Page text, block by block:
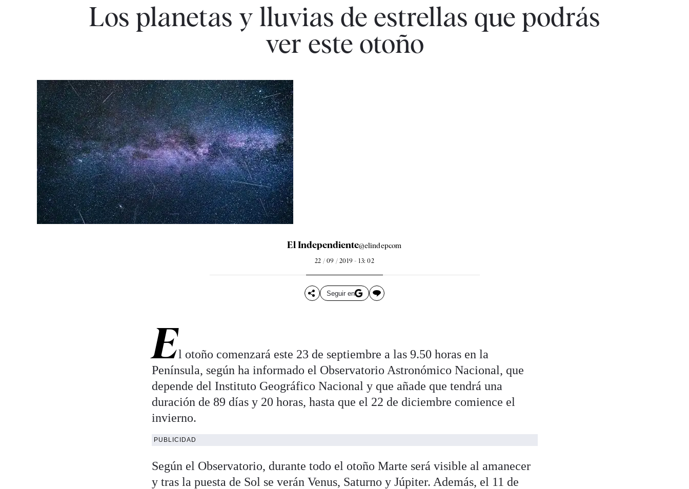
Los planetas y lluvias de estrellas que podrás
ver este otoño
El Independiente@elindepcom
22 / 09 / 2019 - 13: 02
Seguir en
El otoño comenzará este 23 de septiembre a las 9.50 horas en la
Península, según ha informado el Observatorio Astronómico Nacional, que
depende del Instituto Geográfico Nacional y que añade que tendrá una
duración de 89 días y 20 horas, hasta que el 22 de diciembre comience el
invierno.
PUBLICIDAD
Según el Observatorio, durante todo el otoño Marte será visible al amanecer
y tras la puesta de Sol se verán Venus, Saturno y Júpiter. Además, el 11 de